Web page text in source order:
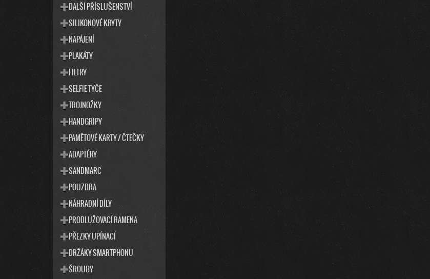
DALŠÍ PŘÍSLUŠENSTVÍ
SILIKONOVÉ KRYTY
NAPÁJENÍ
PLAKÁTY
FILTRY
SELFIE TYČE
TROJNOŽKY
HANDGRIPY
PAMĚTOVÉ KARTY / ČTEČKY
ADAPTÉRY
SANDMARC
POUZDRA
NÁHRADNÍ DÍLY
PRODLUŽOVACÍ RAMENA
PŘEZKY UPÍNACÍ
DRŽÁKY SMARTPHONU
ŠROUBY